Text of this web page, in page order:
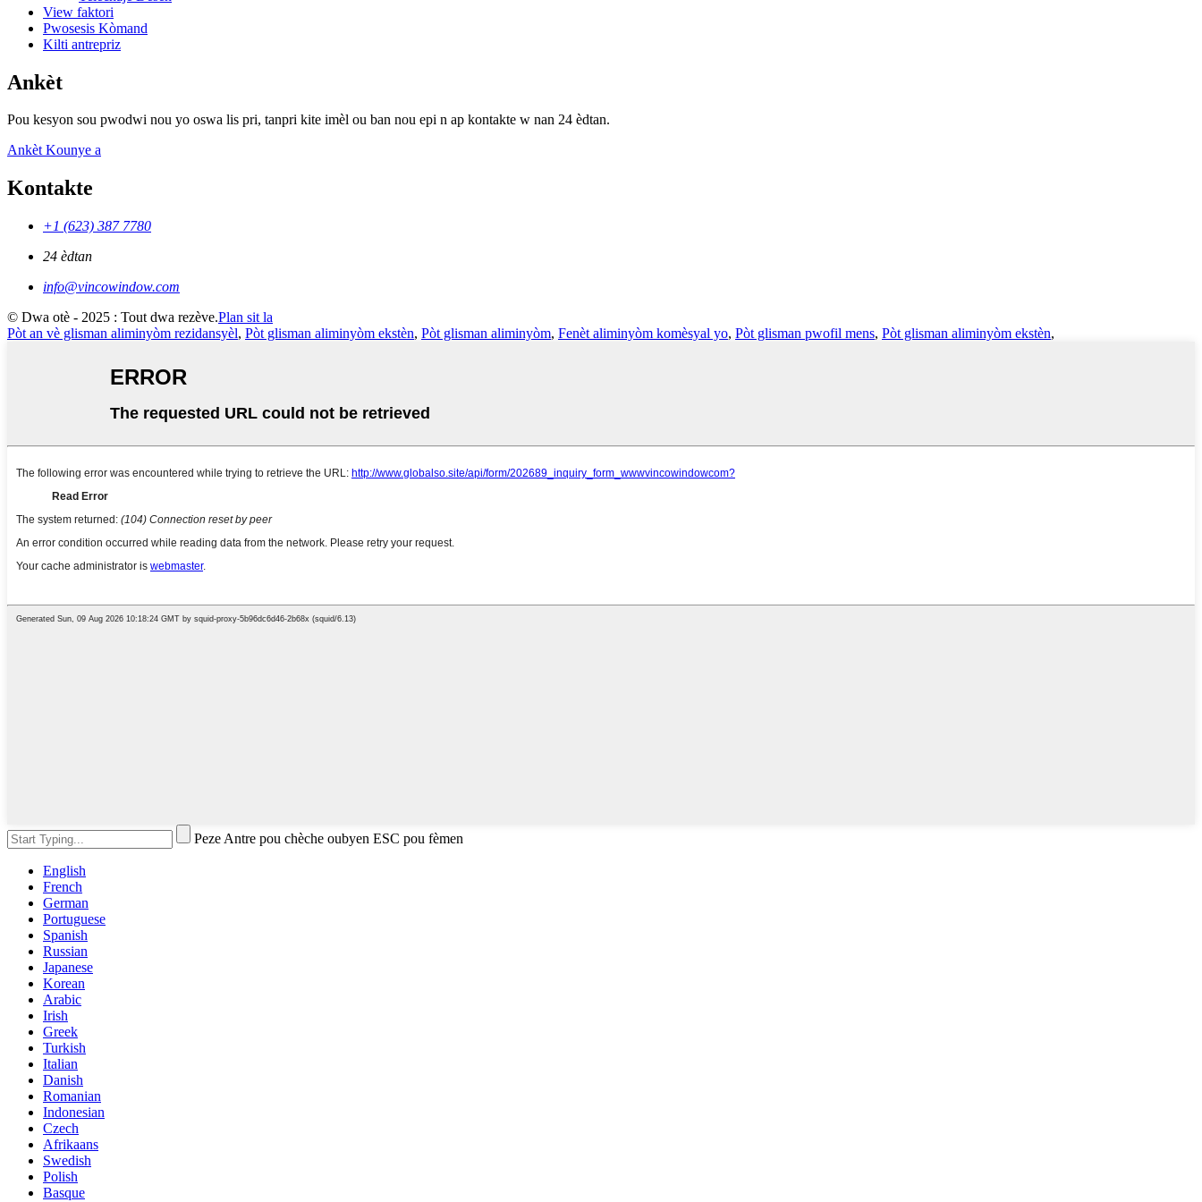
View faktori
Pwosesis Kòmand
Kilti antrepriz
Ankèt
Pou kesyon sou pwodwi nou yo oswa lis pri, tanpri kite imèl ou ban nou epi n ap kontakte w nan 24 èdtan.
Ankèt Kounye a
Kontakte
+1 (623) 387 7780
24 èdtan
info@vincowindow.com
© Dwa otè - 2025 : Tout dwa rezève.Plan sit la
Pòt an vè glisman aliminyòm rezidansyèl, Pòt glisman aliminyòm ekstèn, Pòt glisman aliminyòm, Fenèt aliminyòm komèsyal yo, Pòt glisman pwofil mens, Pòt glisman aliminyòm ekstèn,
Peze Antre pou chèche oubyen ESC pou fèmen
English
French
German
Portuguese
Spanish
Russian
Japanese
Korean
Arabic
Irish
Greek
Turkish
Italian
Danish
Romanian
Indonesian
Czech
Afrikaans
Swedish
Polish
Basque